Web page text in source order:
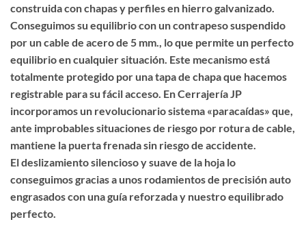
construida con chapas y perfiles en hierro galvanizado.
Conseguimos su equilibrio con un contrapeso suspendido
por un cable de acero de 5 mm., lo que permite un perfecto
equilibrio en cualquier situación. Este mecanismo está
totalmente protegido por una tapa de chapa que hacemos
registrable para su fácil acceso. En Cerrajería JP
incorporamos un revolucionario sistema «paracaídas» que,
ante improbables situaciones de riesgo por rotura de cable,
mantiene la puerta frenada sin riesgo de accidente.
El deslizamiento silencioso y suave de la hoja lo
conseguimos gracias a unos rodamientos de precisión auto
engrasados con una guía reforzada y nuestro equilibrado
perfecto.